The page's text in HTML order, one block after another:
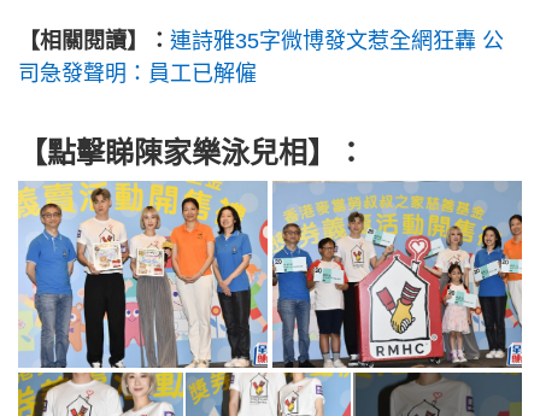
【相關閱讀】： 連詩雅35字微博發文惹全網狂轟 公
司急發聲明：員工已解僱
【點擊睇陳家樂泳兒相】：